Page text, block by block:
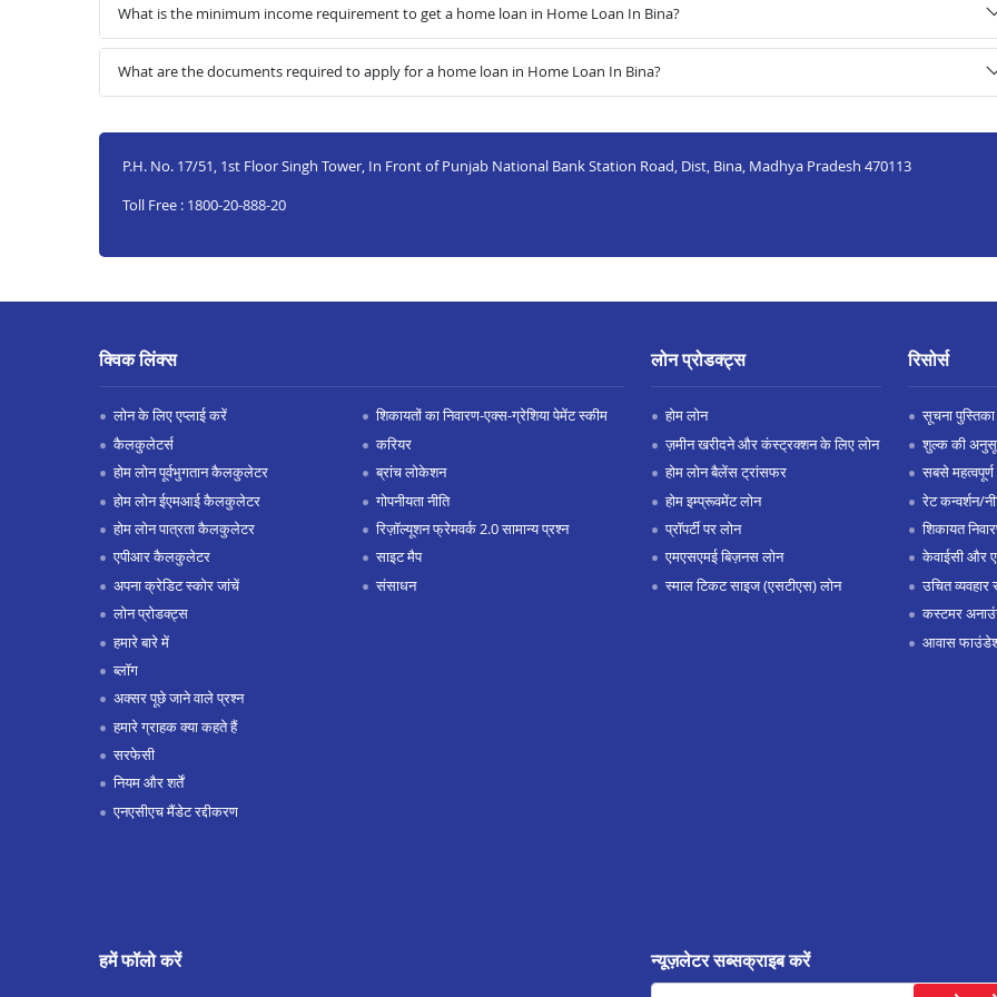
What is the minimum income requirement to get a home loan in Home Loan In Bina?
What are the documents required to apply for a home loan in Home Loan In Bina?
P.H. No. 17/51, 1st Floor Singh Tower, In Front of Punjab National Bank Station Road, Dist, Bina, Madhya Pradesh 470113
Toll Free : 1800-20-888-20
क्विक लिंक्स
लोन के लिए एप्लाई करें
कैलकुलेटर्स
होम लोन पूर्वभुगतान कैलकुलेटर
होम लोन ईएमआई कैलकुलेटर
होम लोन पात्रता कैलकुलेटर
एपीआर कैलकुलेटर
अपना क्रेडिट स्कोर जांचें
लोन प्रोडक्ट्स
हमारे बारे में
ब्लॉग
अक्सर पूछे जाने वाले प्रश्न
हमारे ग्राहक क्या कहते हैं
सरफेसी
नियम और शर्तें
एनएसीएच मैंडेट रद्दीकरण
शिकायतों का निवारण-एक्स-ग्रेशिया पेमेंट स्कीम
करियर
ब्रांच लोकेशन
गोपनीयता नीति
रिज़ॉल्यूशन फ्रेमवर्क 2.0 सामान्य प्रश्न
साइट मैप
संसाधन
लोन प्रोडक्ट्स
होम लोन
ज़मीन खरीदने और कंस्ट्रक्शन के लिए लोन
होम लोन बैलेंस ट्रांसफर
होम इम्प्रूवमेंट लोन
प्रॉपर्टी पर लोन
एमएसएमई बिज़नस लोन
स्माल टिकट साइज (एसटीएस) लोन
रिसोर्स
सूचना पुस्तिका
शुल्क की
सबसे महत्वपूर्ण
रेट कन्वर्शन/
शिकायत
केवाईसी और
उचित व्यवहार
कस्टमर
आवास
हमें फॉलो करें
न्यूज़लेटर सब्सक्राइब करें